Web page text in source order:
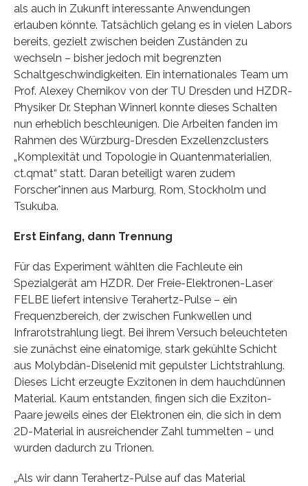
als auch in Zukunft interessante Anwendungen
erlauben könnte. Tatsächlich gelang es in vielen Labors
bereits, gezielt zwischen beiden Zuständen zu
wechseln – bisher jedoch mit begrenzten
Schaltgeschwindigkeiten. Ein internationales Team um
Prof. Alexey Chernikov von der TU Dresden und HZDR-
Physiker Dr. Stephan Winnerl konnte dieses Schalten
nun erheblich beschleunigen. Die Arbeiten fanden im
Rahmen des Würzburg-Dresden Exzellenzclusters
„Komplexität und Topologie in Quantenmaterialien,
ct.qmat“ statt. Daran beteiligt waren zudem
Forscher*innen aus Marburg, Rom, Stockholm und
Tsukuba.
Erst Einfang, dann Trennung
Für das Experiment wählten die Fachleute ein
Spezialgerät am HZDR. Der Freie-Elektronen-Laser
FELBE liefert intensive Terahertz-Pulse – ein
Frequenzbereich, der zwischen Funkwellen und
Infrarotstrahlung liegt. Bei ihrem Versuch beleuchteten
sie zunächst eine einatomige, stark gekühlte Schicht
aus Molybdän-Diselenid mit gepulster Lichtstrahlung.
Dieses Licht erzeugte Exzitonen in dem hauchdünnen
Material. Kaum entstanden, fingen sich die Exziton-
Paare jeweils eines der Elektronen ein, die sich in dem
2D-Material in ausreichender Zahl tummelten – und
wurden dadurch zu Trionen.
„Als wir dann Terahertz-Pulse auf das Material